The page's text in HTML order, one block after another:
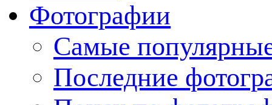
Фотографии
Cамые
Последние